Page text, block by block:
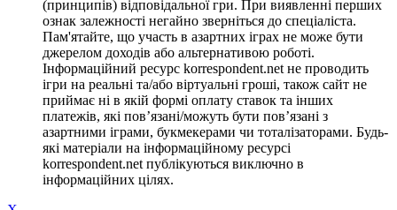
(принципів) відповідальної гри. При виявленні перших
ознак залежності негайно зверніться до спеціаліста.
Пам'ятайте, що участь в азартних іграх не може бути
джерелом доходів або альтернативою роботі.
Інформаційний ресурс korrespondent.net не проводить
ігри на реальні та/або віртуальні гроші, також сайт не
приймає ні в якій формі оплату ставок та інших
платежів, які пов’язані/можуть бути пов’язані з
азартними іграми, букмекерами чи тоталізаторами. Будь-
які матеріали на інформаційному ресурсі
korrespondent.net публікуються виключно в
інформаційних цілях.